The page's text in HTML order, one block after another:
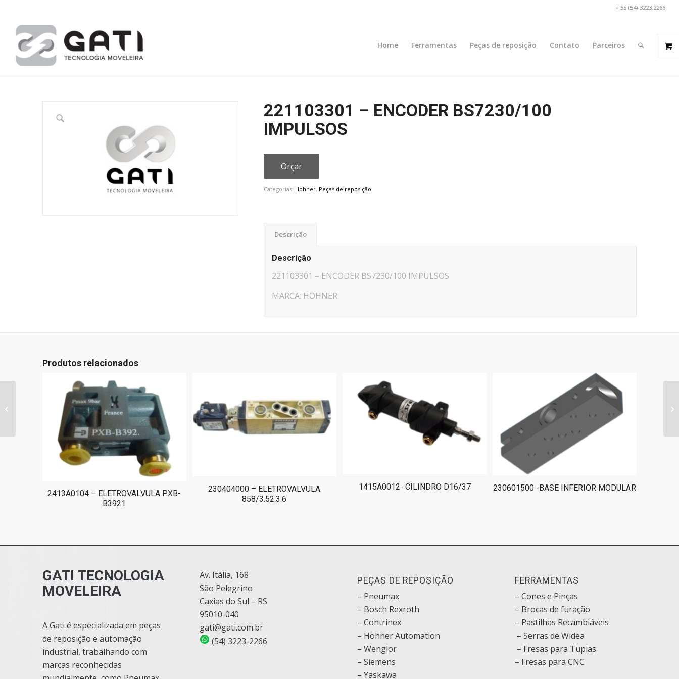
+ 55 (54) 3223.2266
Home Ferramentas Peças de reposição Contato Parceiros
221103301 – ENCODER BS7230/100
IMPULSOS
Orçar
Categorias: Hohner, Peças de reposição
Descrição
Descrição
221103301 – ENCODER BS7230/100 IMPULSOS
MARCA: HOHNER
Produtos relacionados
2413A0104 – ELETROVALVULA PXB-
B3921
230404000 – ELETROVALVULA
858/3.52.3.6
1415A0012- CILINDRO D16/37 230601500 -BASE INFERIOR MODULAR
GATI TECNOLOGIA
MOVELEIRA
A Gati é especializada em peças
de reposição e automação
industrial, trabalhando com
marcas reconhecidas
Av. Itália, 168
São Pelegrino
Caxias do Sul – RS
95010-040
gati@gati.com.br
(54) 3223-2266
PEÇAS DE REPOSIÇÃO
– Pneumax
– Bosch Rexroth
–Contrinex
– Hohner Automation
– Wenglor
– Siemens
–Yaskawa
FERRAMENTAS
– Cones e Pinças
– Brocas de furação
– Pastilhas Recambiáveis
– Serras de Widea
– Fresas para Tupias
– Fresas para CNC
221103201 – ENCODER
BS1930/500 IMPULSOS